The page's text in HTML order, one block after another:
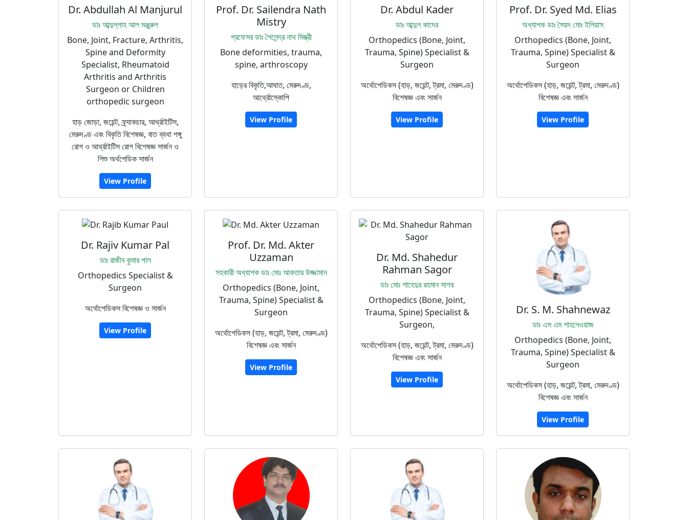
Dr. Abdullah Al Manjurul
ডাঃ আব্দুল্লাহ আল মঞ্জুরুল
Bone, Joint, Fracture, Arthritis,
Spine and Deformity
Specialist, Rheumatoid
Arthritis and Arthritis
Surgeon or Children
orthopedic surgeon
হাড় জোড়া, জয়েন্ট, ফ্র্যাকচার, আর্থ্রাইটিস,
মেরুদণ্ড এবং বিকৃতি বিশেষজ্ঞ, বাত ব্যথা পঙ্গু
রোগ ও আর্থ্রাইটিস রোগ বিশেষজ্ঞ সার্জন ও
শিশু অর্থপেডিক সার্জন
View Profile
Prof. Dr. Sailendra Nath
Mistry
প্রফেসর ডাঃ শৈলেন্দ্র নাথ মিস্ত্রী
Bone deformities, trauma,
spine, arthroscopy
হাড়ের বিকৃতি,আঘাত, মেরুদণ্ড,
আর্থ্রোস্কোপি
View Profile
Dr. Abdul Kader
ডাঃ আব্দুল কাদের
Orthopedics (Bone, Joint,
Trauma, Spine) Specialist &
Surgeon
অর্থোপেডিকস (হাড়, জয়েন্ট, ট্রমা, মেরুদণ্ড)
বিশেষজ্ঞ এবং সার্জন
View Profile
Prof. Dr. Syed Md. Elias
অধ্যাপক ডাঃ সৈয়দ মোঃ ইলিয়াস
Orthopedics (Bone, Joint,
Trauma, Spine) Specialist &
Surgeon
অর্থোপেডিকস (হাড়, জয়েন্ট, ট্রমা, মেরুদণ্ড)
বিশেষজ্ঞ এবং সার্জন
View Profile
Dr. Rajiv Kumar Pal
ডাঃ রাজীব কুমার পাল
Orthopedics Specialist &
Surgeon
অর্থোপেডিকস বিশেষজ্ঞ ও সার্জন
View Profile
Prof. Dr. Md. Akter
Uzzaman
সহকারী অধ্যাপক ডাঃ মোঃ আকতার উজ্জামান
Orthopedics (Bone, Joint,
Trauma, Spine) Specialist &
Surgeon
অর্থোপেডিকস (হাড়, জয়েন্ট, ট্রমা, মেরুদণ্ড)
বিশেষজ্ঞ এবং সার্জন
View Profile
Dr. Md. Shahedur
Rahman Sagor
ডাঃ মোঃ শাহেদুর রহমান সাগর
Orthopedics (Bone, Joint,
Trauma, Spine) Specialist &
Surgeon,
অর্থোপেডিকস (হাড়, জয়েন্ট, ট্রমা, মেরুদণ্ড)
বিশেষজ্ঞ এবং সার্জন
View Profile
Dr. S. M. Shahnewaz
ডাঃ এস এম শাহনেওয়াজ
Orthopedics (Bone, Joint,
Trauma, Spine) Specialist &
Surgeon
অর্থোপেডিকস (হাড়, জয়েন্ট, ট্রমা, মেরুদণ্ড)
বিশেষজ্ঞ এবং সার্জন
View Profile